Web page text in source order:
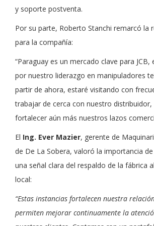
y soporte postventa.
Por su parte, Roberto Stanchi remarcó la
para la compañía:
“Paraguay es un mercado clave para JCB,
por nuestro liderazgo en manipuladores
partir de ahora, estaré visitando con
trabajar de cerca con nuestro distribuidor,
fortalecer aún más nuestros lazos
El Ing. Ever Mazier, gerente de
de De La Sobera, valoró la importancia
una señal clara del respaldo de la fábrica
local:
“Estas instancias fortalecen nuestra
permiten mejorar continuamente la